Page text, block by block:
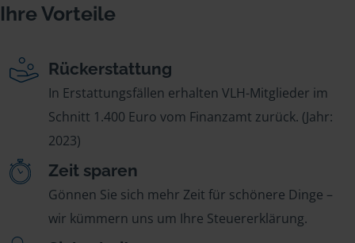
Ihre Vorteile
Rückerstattung
In Erstattungsfällen erhalten VLH-Mitglieder im
Schnitt 1.400 Euro vom Finanzamt zurück. (Jahr:
2023)
Zeit sparen
Gönnen Sie sich mehr Zeit für schönere Dinge –
wir kümmern uns um Ihre Steuererklärung.